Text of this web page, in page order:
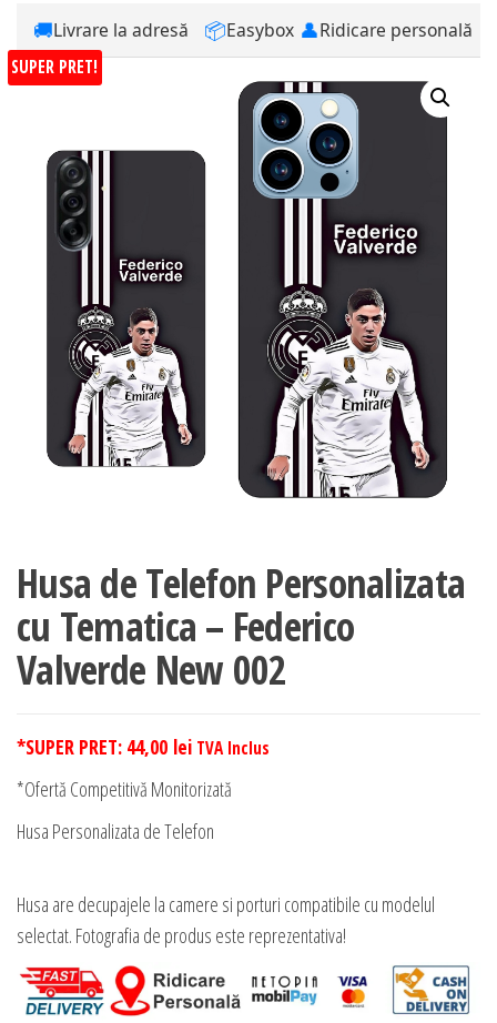
🚚Livrare la adresă 📦Easybox 👤Ridicare personală
SUPER PRET!
Husa de Telefon Personalizata
cu Tematica – Federico
Valverde New 002
*SUPER PRET: 44,00 lei TVA Inclus
*Ofertă Competitivă Monitorizată
Husa Personalizata de Telefon
Husa are decupajele la camere si porturi compatibile cu modelul
selectat. Fotografia de produs este reprezentativa!